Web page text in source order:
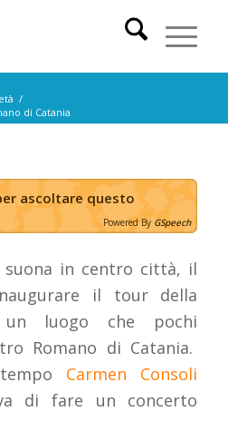
/
di Catania
Powered By GSpeech
suona in centro città, il
il tour della
un luogo che pochi
Romano di Catania.
Carmen Consoli
di fare un concerto